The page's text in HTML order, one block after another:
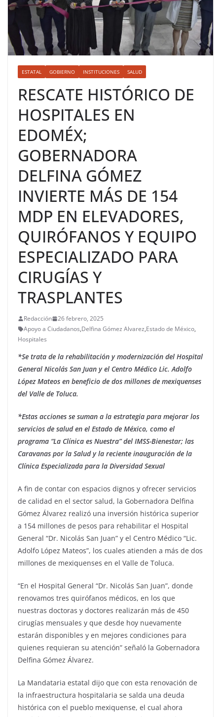
ESTATAL GOBIERNO INSTITUCIONES SALUD
RESCATE HISTÓRICO DE
HOSPITALES EN
EDOMÉX;
GOBERNADORA
DELFINA GÓMEZ
INVIERTE MÁS DE 154
MDP EN ELEVADORES,
QUIRÓFANOS Y EQUIPO
ESPECIALIZADO PARA
CIRUGÍAS Y
TRASPLANTES
Redacción
26 febrero, 2025
Apoyo a Ciudadanos,Delfina Gómez Alvarez,Estado de México,
Hospitales
*Se trata de la rehabilitación y modernización del Hospital
General Nicolás San Juan y el Centro Médico Lic. Adolfo
López Mateos en beneficio de dos millones de mexiquenses
del Valle de Toluca.
*Estas acciones se suman a la estrategia para mejorar los
servicios de salud en el Estado de México, como el
programa “La Clínica es Nuestra” del IMSS-Bienestar; las
Caravanas por la Salud y la reciente inauguración de la
Clínica Especializada para la Diversidad Sexual
A fin de contar con espacios dignos y ofrecer servicios
de calidad en el sector salud, la Gobernadora Delfina
Gómez Álvarez realizó una inversión histórica superior
a 154 millones de pesos para rehabilitar el Hospital
General “Dr. Nicolás San Juan” y el Centro Médico “Lic.
Adolfo López Mateos”, los cuales atienden a más de dos
millones de mexiquenses en el Valle de Toluca.
“En el Hospital General “Dr. Nicolás San Juan”, donde
renovamos tres quirófanos médicos, en los que
nuestras doctoras y doctores realizarán más de 450
cirugías mensuales y que desde hoy nuevamente
estarán disponibles y en mejores condiciones para
quienes requieran su atención” señaló la Gobernadora
Delfina Gómez Álvarez.
La Mandataria estatal dijo que con esta renovación de
la infraestructura hospitalaria se salda una deuda
histórica con el pueblo mexiquense, el cual ahora